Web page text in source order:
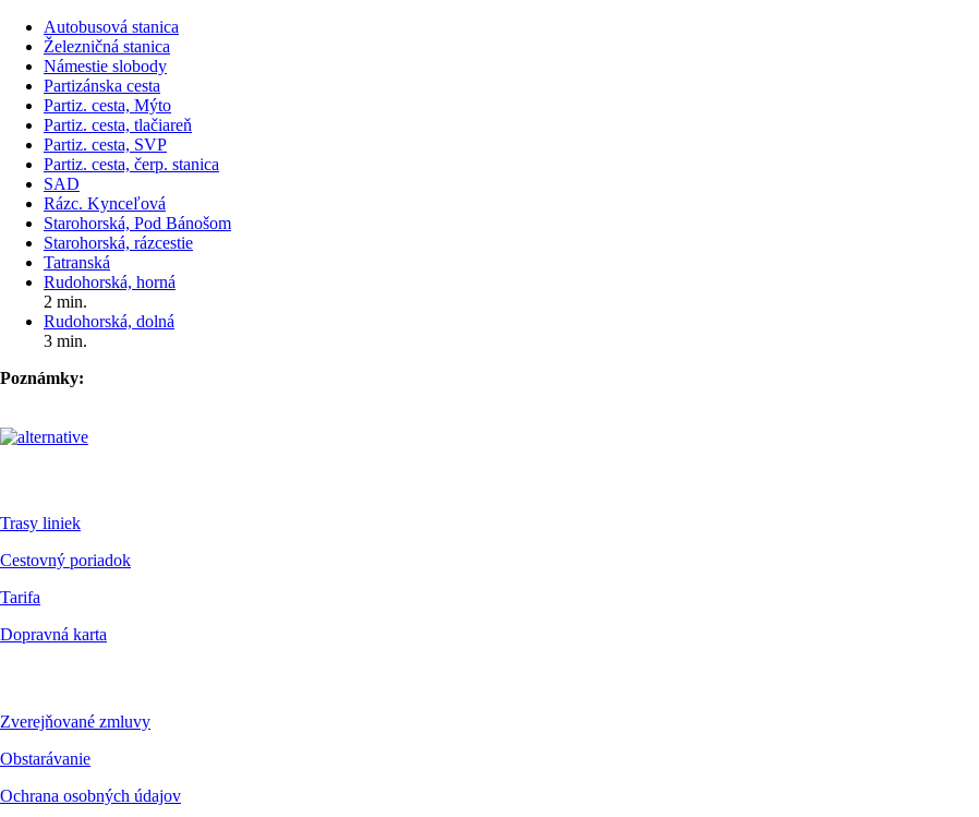
Autobusová stanica
Železničná stanica
Námestie slobody
Partizánska cesta
Partiz. cesta, Mýto
Partiz. cesta, tlačiareň
Partiz. cesta, SVP
Partiz. cesta, čerp. stanica
SAD
Rázc. Kynceľová
Starohorská, Pod Bánošom
Starohorská, rázcestie
Tatranská
Rudohorská, horná
2 min.
Rudohorská, dolná
3 min.
Poznámky:
Trasy liniek
Cestovný poriadok
Tarifa
Dopravná karta
Zverejňované zmluvy
Obstarávanie
Ochrana osobných údajov